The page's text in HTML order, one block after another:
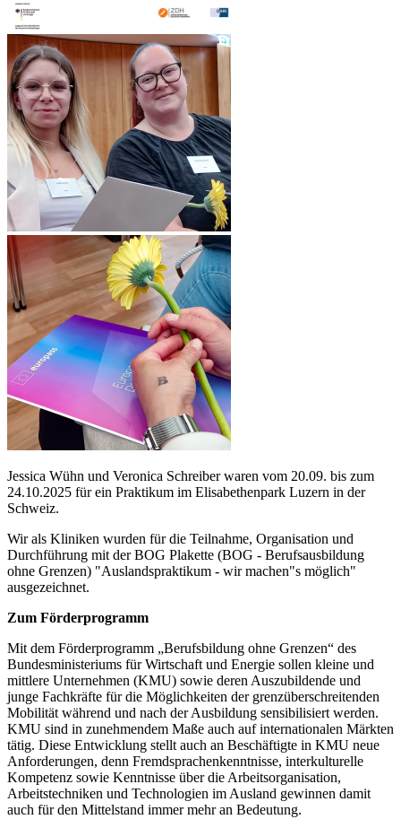
Jessica Wühn und Veronica Schreiber waren vom 20.09. bis zum
24.10.2025 für ein Praktikum im Elisabethenpark Luzern in der
Schweiz.
Wir als Kliniken wurden für die Teilnahme, Organisation und
Durchführung mit der BOG Plakette (BOG - Berufsausbildung
ohne Grenzen) "Auslandspraktikum - wir machen"s möglich"
ausgezeichnet.
Zum Förderprogramm
Mit dem Förderprogramm „Berufsbildung ohne Grenzen“ des
Bundesministeriums für Wirtschaft und Energie sollen kleine und
mittlere Unternehmen (KMU) sowie deren Auszubildende und
junge Fachkräfte für die Möglichkeiten der grenzüberschreitenden
Mobilität während und nach der Ausbildung sensibilisiert werden.
KMU sind in zunehmendem Maße auch auf internationalen Märkten
tätig. Diese Entwicklung stellt auch an Beschäftigte in KMU neue
Anforderungen, denn Fremdsprachenkenntnisse, interkulturelle
Kompetenz sowie Kenntnisse über die Arbeitsorganisation,
Arbeitstechniken und Technologien im Ausland gewinnen damit
auch für den Mittelstand immer mehr an Bedeutung.